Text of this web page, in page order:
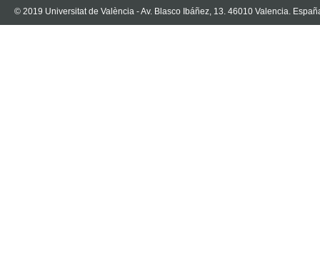
© 2019 Universitat de València - Av. Blasco Ibáñez, 13. 46010 Valencia.